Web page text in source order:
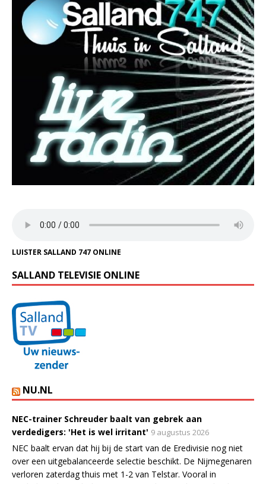
LUISTER SALLAND 747 ONLINE
SALLAND TELEVISIE ONLINE
NU.NL
NEC-trainer Schreuder baalt van gebrek aan
verdedigers: 'Het is wel irritant' 9 augustus 2026
NEC baalt ervan dat hij bij de start van de Eredivisie nog niet
over een uitgebalanceerde selectie beschikt. De Nijmegenaren
verloren zaterdag thuis met 1-2 van Telstar. Vooral in